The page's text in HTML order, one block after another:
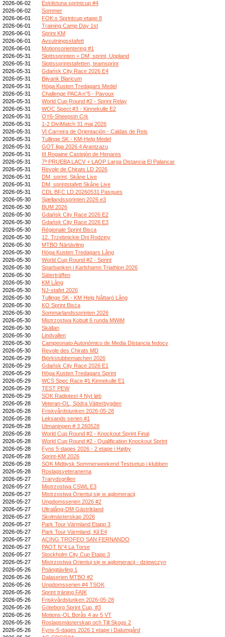
2026-06-02
Eskilstuna sprintcup #4
2026-06-02
Sommer
2026-06-01
FOK:s Sprintcup etapp 8
2026-06-01
Training Camp Day 1st
2026-06-01
Sprint KM
2026-06-01
Avsutningsstafett
2026-06-01
Motionsorientering #1
2026-05-31
Slottssprinten + DM, sprint, Uppland
2026-05-31
Slottssprintstafetten, teamsprint
2026-05-31
Gdańsk City Race 2026 E4
2026-05-31
Bijvank Blaricum
2026-05-31
Höga Kusten Tredagars Medel
2026-05-31
Challenge PACA n°5 - Pavoux
2026-05-31
World Cup Round #2 - Sprint Relay
2026-05-31
WOC Spect #3 - Kinnekulle E2
2026-05-31
OY6-Sheepstn Crk
2026-05-31
1-2 DiviMatch 31 maj 2026
2026-05-31
VI Carreira de Orientación - Caldas de Reis
2026-05-31
Tullinge SK - KM-Helg Medel
2026-05-31
GOT liga 2026.4 Arantzazu
2026-05-31
III Rogaine Castejón de Henares
2026-05-31
7ª PRUEBA LACV + LAOP Larga Distancia El Palancar
2026-05-31
Revole de Chirats LD 2026
2026-05-31
DM, sprint, Skåne Live
2026-05-31
DM, sprintstafett Skåne Live
2026-05-31
CDL BFC LD 20260531 Pasques
2026-05-30
Sjællandssprinten 2026 e3
2026-05-30
BUM 2026
2026-05-30
Gdańsk City Race 2026 E2
2026-05-30
Gdańsk City Race 2026 E3
2026-05-30
Régionale Sprint Bisca
2026-05-30
12. Trzebnickie Dni Rodziny
2026-05-30
MTBO Närtävling
2026-05-30
Höga Kusten Tredagars Lång
2026-05-30
World Cup Round #2 - Sprint
2026-05-30
Sparbanken i Karlshamn Triathlon 2026
2026-05-30
Säterträffen
2026-05-30
KM Lång
2026-05-30
NJ-stafet 2026
2026-05-30
Tullinge SK - KM Helg Nåttarö Lång
2026-05-30
KO Sprint Bisca
2026-05-30
Sommarlandssprinten 2026
2026-05-30
Mistrzostwa Kobułt 6 runda MWiM
2026-05-30
Skällan
2026-05-30
Lindvallen
2026-05-30
Campeonato Autonómico de Media Distancia fedocv
2026-05-30
Revole des Chirats MD
2026-05-29
Björkstubbematchen 2026
2026-05-29
Gdańsk City Race 2026 E1
2026-05-29
Höga Kusten Tredagars Sprint
2026-05-29
WCS Spec Race #1 Kinnekulle E1
2026-05-29
TEST PEW
2026-05-29
SOK Radiotest 4 Nyt løb
2026-05-28
Veteran-OL, Södra Vätterbygden
2026-05-28
Friskvårdslunken 2026-05-28
2026-05-28
Leksands serien #1
2026-05-28
Utmaningen # 3 260528
2026-05-28
World Cup Round #2 - Knockout Sprint Final
2026-05-28
World Cup Round #2 - Qualification Knockout Sprint
2026-05-28
Fyns 5-dages 2026 - 2 etape i Højby
2026-05-28
Sprint-KM 2026
2026-05-28
SOK Midtjysk Sommerweekend Testsetup i klubben
2026-05-28
Roslagsveteranerna
2026-05-27
Trarydsgrillen
2026-05-27
Mistrzostwa CSWL E3
2026-05-27
Mistrzostwa Orientuj się w aglomeracji
2026-05-27
Ungdomsserien 2026 #2
2026-05-27
Ultralång-DM Gästrikland
2026-05-27
Skolmästerskap 2026
2026-05-27
Park Tour Värmland Etapp 3
2026-05-27
Park Tour Värmland, Kil E4
2026-05-27
ACING TROFEO SAN FERNANDO
2026-05-27
PAOT N°4 La Torse
2026-05-27
Stockholm City Cup Etapp 3
2026-05-27
Mistrzostwa Orientuj się w aglomeracji - dziewczyn
2026-05-26
Poängtävling 1
2026-05-26
Dalaserien MTBO #2
2026-05-26
Ungdomsserien #4 TSOK
2026-05-26
Sprint träning FAIK
2026-05-26
Friskvårdslunken 2026-05-28
2026-05-26
Göteborg Sprint Cup, #3
2026-05-26
Motions-OL Borås 4 av 5 VT
2026-05-26
Roslagsmästerskap och Till Skogs 2
2026-05-26
Fyns-5-dages 2026 1 etape i Dalumgård